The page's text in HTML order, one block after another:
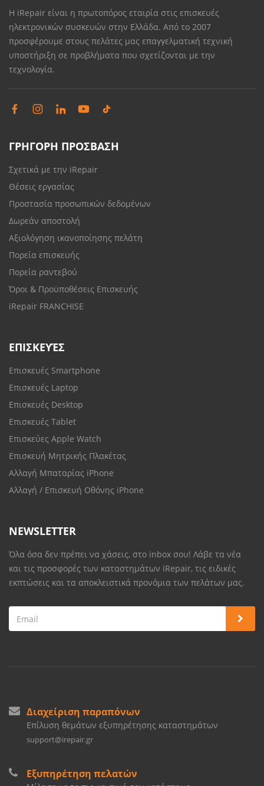
Η iRepair είναι η πρωτοπόρος εταιρία στις επισκευές
ηλεκτρονικών συσκευών στην Ελλάδα. Από το 2007
προσφέρουμε στους πελάτες μας επαγγελματική τεχνική
υποστήριξη σε προβλήματα που σχετίζονται με την
τεχνολογία.
ΓΡΗΓΟΡΗ ΠΡΟΣΒΑΣΗ
Σχετικά με την iRepair
Θέσεις εργασίας
Προστασία προσωπικών δεδομένων
Δωρεάν αποστολή
Αξιολόγηση ικανοποίησης πελάτη
Πορεία επισκευής
Πορεία ραντεβού
Όροι & Προϋποθέσεις Επισκευής
iRepair FRANCHISE
ΕΠΙΣΚΕΥΈΣ
Επισκευές Smartphone
Επισκευές Laptop
Επισκευές Desktop
Επισκευές Tablet
Επισκεύες Apple Watch
Επισκευή Μητρικής Πλακέτας
Αλλαγή Μπαταρίας iPhone
Αλλαγή / Επισκευή Οθόνης iPhone
NEWSLETTER
Όλα όσα δεν πρέπει να χάσεις, στο inbox σου! Λάβε τα νέα
και τις προσφορές των καταστημάτων iRepair, τις ειδικές
εκπτώσεις και τα αποκλειστικά προνόμια των πελάτων μας.
Διαχείριση παραπόνων
Επίλυση θεμάτων εξυπηρέτησης καταστημάτων
support@irepair.gr
Εξυπηρέτηση πελατών